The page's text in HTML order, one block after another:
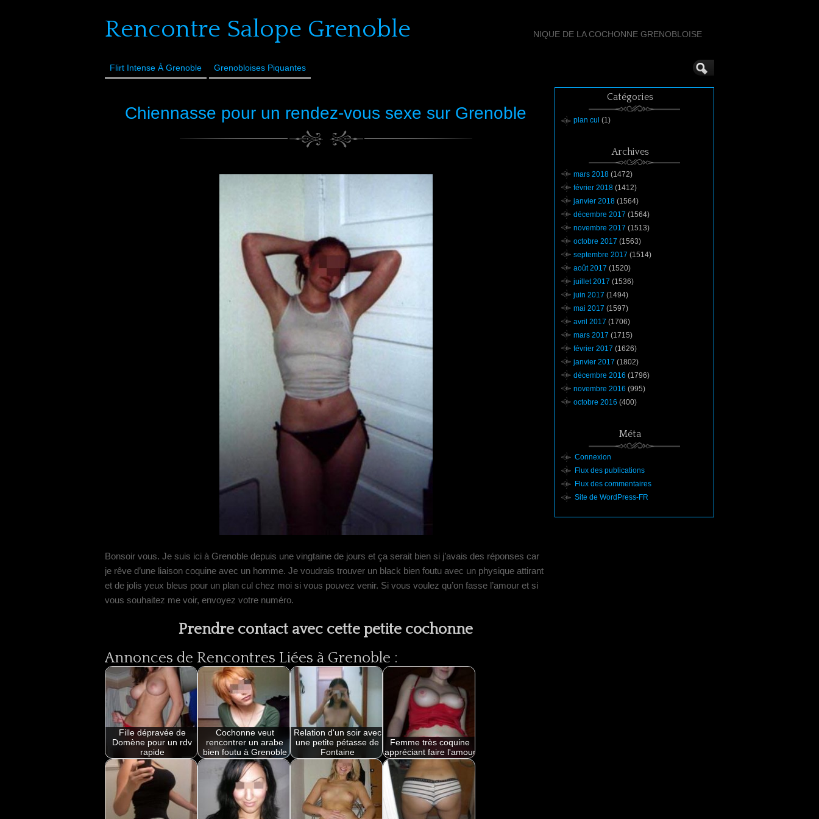
Rencontre Salope Grenoble NIQUE DE LA COCHONNE GRENOBLOISE
Flirt Intense À Grenoble Grenobloises Piquantes
Chiennasse pour un rendez-vous sexe sur Grenoble
Bonsoir vous. Je suis ici à Grenoble depuis une vingtaine de jours et ça serait bien si j’avais des réponses car
je rêve d’une liaison coquine avec un homme. Je voudrais trouver un black bien foutu avec un physique attirant
et de jolis yeux bleus pour un plan cul chez moi si vous pouvez venir. Si vous voulez qu’on fasse l’amour et si
vous souhaitez me voir, envoyez votre numéro.
Prendre contact avec cette petite cochonne
Annonces de Rencontres Liées à Grenoble :
Fille dépravée de
Domène pour un rdv
rapide
Cochonne veut
rencontrer un arabe
bien foutu à Grenoble
Relation d'un soir avec
une petite pétasse de
Fontaine
Femme très coquine
appréciant faire l'amour
Catégories
plan cul (1)
Archives
mars 2018 (1472)
février 2018 (1412)
janvier 2018 (1564)
décembre 2017 (1564)
novembre 2017 (1513)
octobre 2017 (1563)
septembre 2017 (1514)
août 2017 (1520)
juillet 2017 (1536)
juin 2017 (1494)
mai 2017 (1597)
avril 2017 (1706)
mars 2017 (1715)
février 2017 (1626)
janvier 2017 (1802)
décembre 2016 (1796)
novembre 2016 (995)
octobre 2016 (400)
Méta
Connexion
Flux des publications
Flux des commentaires
Site de WordPress-FR